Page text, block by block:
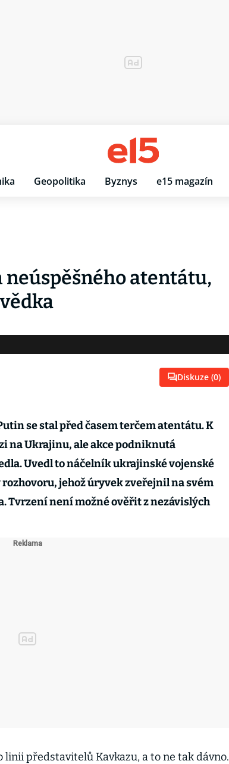
Geopolitika Byznys e15 magazín
atentátu,
Diskuze (0)
se stal před časem terčem atentátu. K
na Ukrajinu, ale akce podniknutá
Uvedl to náčelník ukrajinské vojenské
jehož úryvek zveřejnil na svém
Tvrzení není možné ověřit z nezávislých
linii představitelů Kavkazu, a to ne tak dávno.